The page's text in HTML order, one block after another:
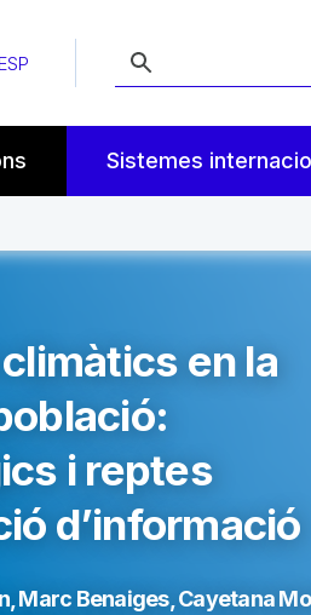
ESP
Sistemes
en la
i reptes
d’informació
Marc Benaiges, Cayetana